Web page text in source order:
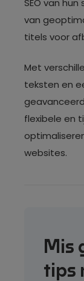
van
titels voor
Met
teksten en
flexibele en
websites.
Mis
tips